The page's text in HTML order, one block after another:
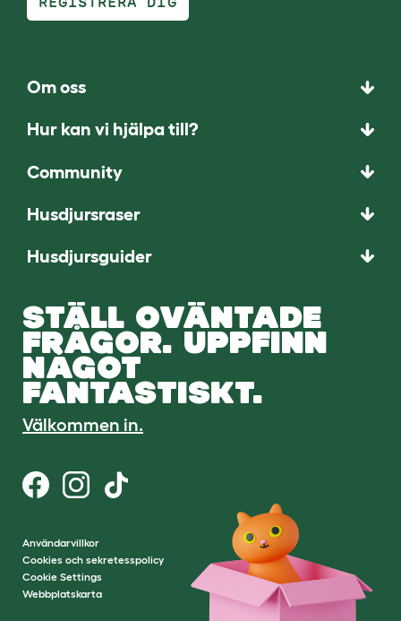
Om oss
Hur kan vi hjälpa till?
Community
Husdjursraser
Husdjursguider
STÄLL OVÄNTADE
FRÅGOR. UPPFINN
NÅGOT
FANTASTISKT.
Välkommen in.
Användarvillkor
Cookies och sekretesspolicy
Cookie Settings
Webbplatskarta